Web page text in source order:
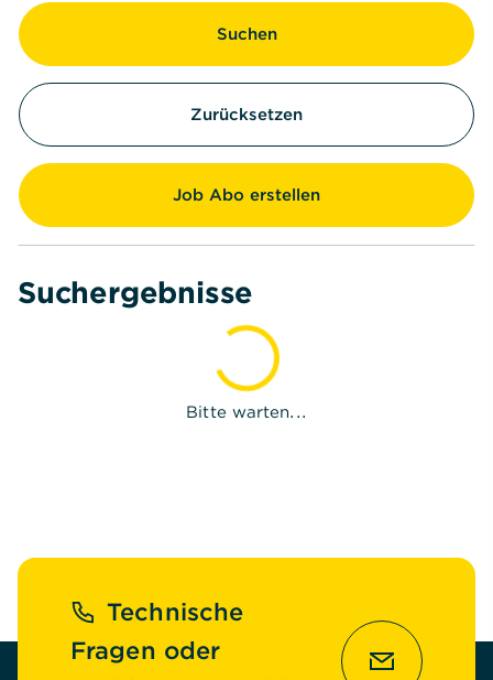
Suchen
Zurücksetzen
Job Abo erstellen
Suchergebnisse
Bitte warten...
Fußzeile
Technische
Fragen oder